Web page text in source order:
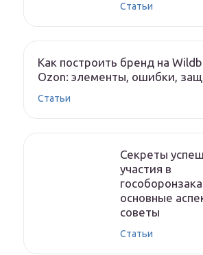
Статьи
Как построить бренд на
Ozon: элементы, ошибки,
Статьи
Секреты
участия в
основные
советы
Статьи